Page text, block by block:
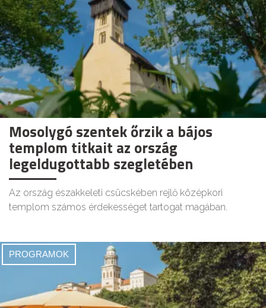
Mosolygó szentek őrzik a bájos
templom titkait az ország
legeldugottabb szegletében
Az ország északkeleti csücskében rejlő középkori
templom számos érdekességet tartogat magában.
PROGRAMOK